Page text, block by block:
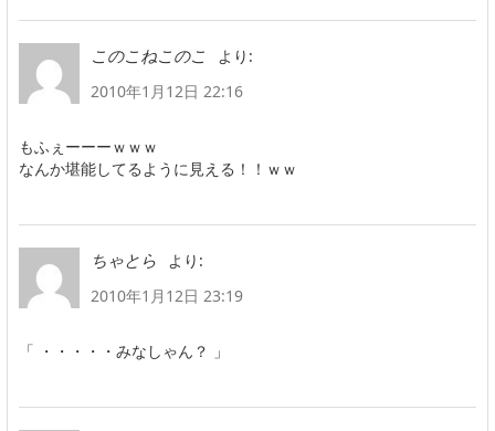
このこねこのこ
より:
2010年1月12日 22:16
もふぇーーーｗｗｗ
なんか堪能してるように見える！！ｗｗ
ちゃとら
より:
2010年1月12日 23:19
「 ・・・・・みなしゃん？ 」